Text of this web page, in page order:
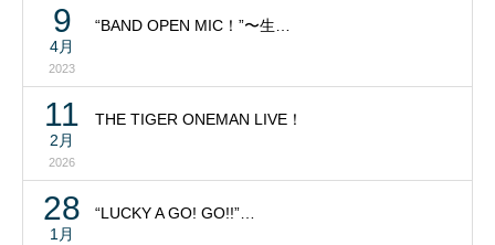
9
4月
2023
“BAND OPEN MIC！”〜生…
11
2月
2026
THE TIGER ONEMAN LIVE！
28
1月
“LUCKY A GO! GO!!”…